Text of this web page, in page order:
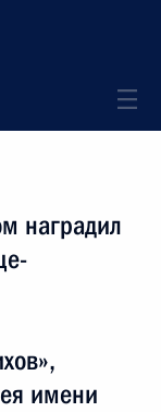
наградил
имени